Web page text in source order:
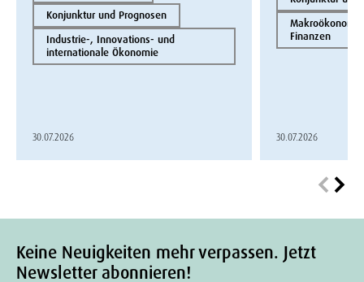
Konjunktur und Prognosen
Industrie-, Innovations- und
internationale Ökonomie
30.07.2026
Finanzen
30.07.2026
Keine Neuigkeiten mehr verpassen. Jetzt
Newsletter abonnieren!